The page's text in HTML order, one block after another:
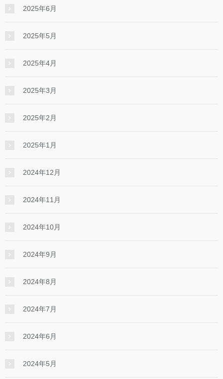
2025年6月
2025年5月
2025年4月
2025年3月
2025年2月
2025年1月
2024年12月
2024年11月
2024年10月
2024年9月
2024年8月
2024年7月
2024年6月
2024年5月